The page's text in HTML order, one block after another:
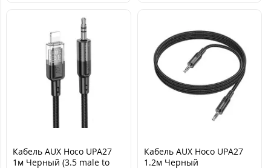
Кабель AUX Hoco UPA27
1м Черный (3.5 male to
Кабель AUX Hoco UPA27
1.2м Черный